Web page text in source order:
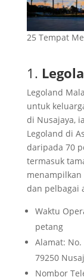
6.
7.
8.
9.
10.
11.
12.
13.
14.
15.
16.
17.
18.
19.
Batu
20.
21. Sri
22.
25 Tempat
1.
Legoland
untuk
di Nusajaya,
Legoland di
daripada 70
termasuk
dan pelbagai
Waktu
petang
Alamat: No.
79250
Nombor